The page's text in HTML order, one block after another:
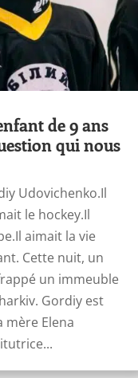
de 9 ans
qui nous
Udovichenko.Il
le hockey.Il
aimait la vie
Cette nuit, un
un immeuble
Gordiy est
mère Elena